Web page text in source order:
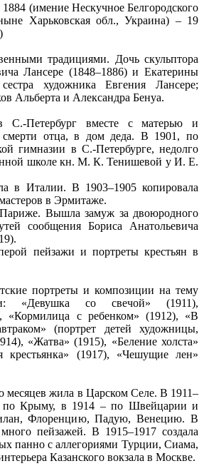
1884 (имение Нескучное Белгородского
Харьковская обл., Украина) – 19
традициями. Дочь скульптора
Лансере (1848–1886) и Екатерины
художника Евгения Лансере;
Альберта и Александра Бенуа.
С.-Петербург вместе с матерью и
смерти отца, в дом деда. В 1901, по
гимназии в С.-Петербурге, недолго
школе кн. М. К. Тенишевой у И. Е.
в Италии. В 1903–1905 копировала
в Эрмитаже.
Вышла замуж за двоюродного
сообщения Бориса Анатольевича
пейзажи и портреты крестьян в
портреты и композиции на тему
«Девушка со свечой» (1911),
«Кормилица с ребенком» (1912), «В
(портрет детей художницы,
«Жатва» (1915), «Беление холста»
крестьянка» (1917), «Чешущие лен»
месяцев жила в Царском Селе. В 1911–
по Крыму, в 1914 – по Швейцарии и
Флоренцию, Падую, Венецию. В
пейзажей. В 1915–1917 создала
панно с аллегориями Турции, Сиама,
Казанского вокзала в Москве.